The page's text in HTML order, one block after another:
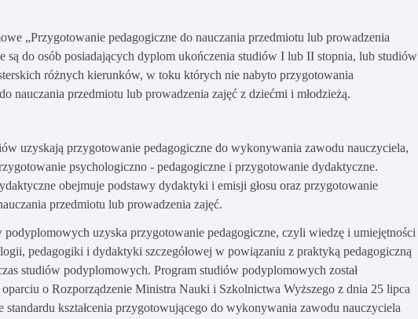
„Przygotowanie pedagogiczne do nauczania przedmiotu lub prowadzenia
są do osób posiadających dyplom ukończenia studiów I lub II stopnia, lub studiów
różnych kierunków, w toku których nie nabyto przygotowania
nauczania przedmiotu lub prowadzenia zajęć z dziećmi i młodzieżą.
uzyskają przygotowanie pedagogiczne do wykonywania zawodu nauczyciela,
psychologiczno - pedagogiczne i przygotowanie dydaktyczne.
obejmuje podstawy dydaktyki i emisji głosu oraz przygotowanie
przedmiotu lub prowadzenia zajęć.
podyplomowych uzyska przygotowanie pedagogiczne, czyli wiedzę i umiejętności
pedagogiki i dydaktyki szczegółowej w powiązaniu z praktyką pedagogiczną
studiów podyplomowych. Program studiów podyplomowych został
o Rozporządzenie Ministra Nauki i Szkolnictwa Wyższego z dnia 25 lipca
standardu kształcenia przygotowującego do wykonywania zawodu nauczyciela